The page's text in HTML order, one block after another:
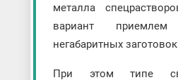
металла
вариант
негабаритных
При этом типе